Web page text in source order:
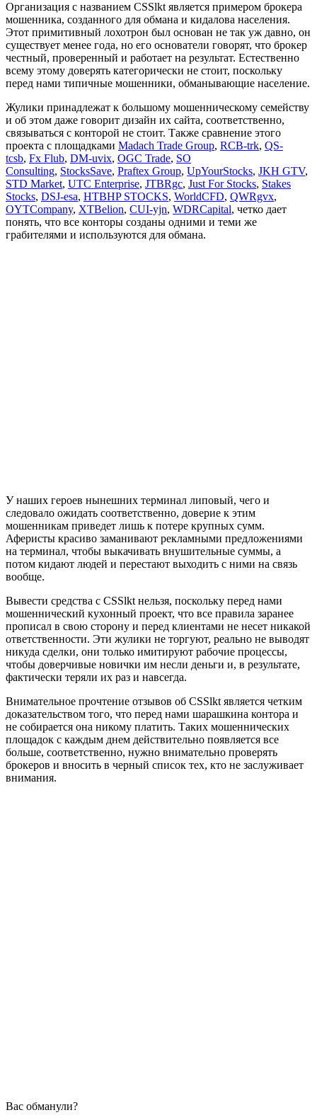
Организация с названием CSSlkt является примером брокера
мошенника, созданного для обмана и кидалова населения.
Этот примитивный лохотрон был основан не так уж давно, он
существует менее года, но его основатели говорят, что брокер
честный, проверенный и работает на результат. Естественно
всему этому доверять категорически не стоит, поскольку
перед нами типичные мошенники, обманывающие население.
Жулики принадлежат к большому мошенническому семейству
и об этом даже говорит дизайн их сайта, соответственно,
связываться с конторой не стоит. Также сравнение этого
проекта с площадками Madach Trade Group, RCB-trk, QS-
tcsb, Fx Flub, DM-uvix, OGC Trade, SO
Consulting, StocksSave, Praftex Group, UpYourStocks, JKH GTV,
STD Market, UTC Enterprise, JTBRgc, Just For Stocks, Stakes
Stocks, DSJ-esa, HTBHP STOCKS, WorldCFD, QWRgvx,
OYTCompany, XTBelion, CUI-yjn, WDRCapital, четко дает
понять, что все конторы созданы одними и теми же
грабителями и используются для обмана.
У наших героев нынешних терминал липовый, чего и
следовало ожидать соответственно, доверие к этим
мошенникам приведет лишь к потере крупных сумм.
Аферисты красиво заманивают рекламными предложениями
на терминал, чтобы выкачивать внушительные суммы, а
потом кидают людей и перестают выходить с ними на связь
вообще.
Вывести средства с CSSlkt нельзя, поскольку перед нами
мошеннический кухонный проект, что все правила заранее
прописал в свою сторону и перед клиентами не несет никакой
ответственности. Эти жулики не торгуют, реально не выводят
никуда сделки, они только имитируют рабочие процессы,
чтобы доверчивые новички им несли деньги и, в результате,
фактически теряли их раз и навсегда.
Внимательное прочтение отзывов об CSSlkt является четким
доказательством того, что перед нами шарашкина контора и
не собирается она никому платить. Таких мошеннических
площадок с каждым днем действительно появляется все
больше, соответственно, нужно внимательно проверять
брокеров и вносить в черный список тех, кто не заслуживает
внимания.
Вас обманули?